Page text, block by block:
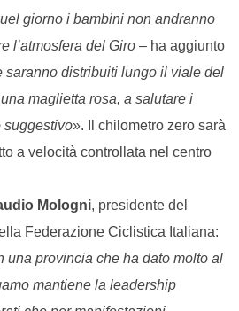
giorno i bambini non andranno
l’atmosfera del Giro – ha aggiunto
saranno distribuiti lungo il viale del
maglietta rosa, a salutare i
suggestivo». Il chilometro zero sarà
a velocità controllata nel centro
Mologni, presidente del
Federazione Ciclistica Italiana:
una provincia che ha dato molto al
mantiene la leadership